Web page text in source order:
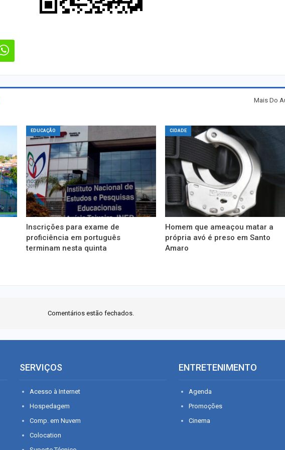
Mais Do
EDUCAÇÃO
Inscrições para exame de
proficiência em português
terminam nesta quinta
CIDADE
Homem que ameaçou matar a
própria avó é preso em Santo
Amaro
Comentários estão fechados.
SERVIÇOS
Acesso à Internet
Hospedagem
Comp. em Nuvem
Colocation
ENTRETENIMENTO
Agenda
Promoções
Cinema